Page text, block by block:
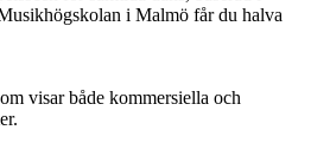
i Malmö får du halva
visar både kommersiella och